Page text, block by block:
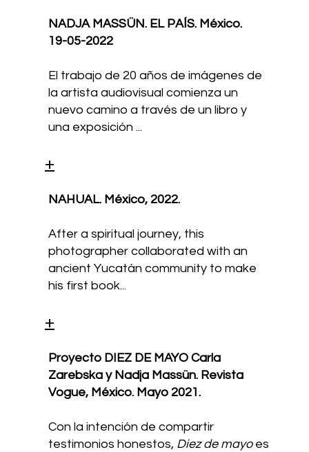
NADJA MASSÜN. EL PAÍS. México.
19-05-2022
El trabajo de 20 años de imágenes de
la artista audiovisual comienza un
nuevo camino a través de un libro y
una exposición ...
+
NAHUAL. México, 2022.
After a spiritual journey, this
photographer collaborated with an
ancient Yucatán community to make
his first book...
+
Proyecto DIEZ DE MAYO Carla
Zarebska y Nadja Massün. Revista
Vogue, México. Mayo 2021.
Con la intención de compartir
testimonios honestos, Diez de mayo es